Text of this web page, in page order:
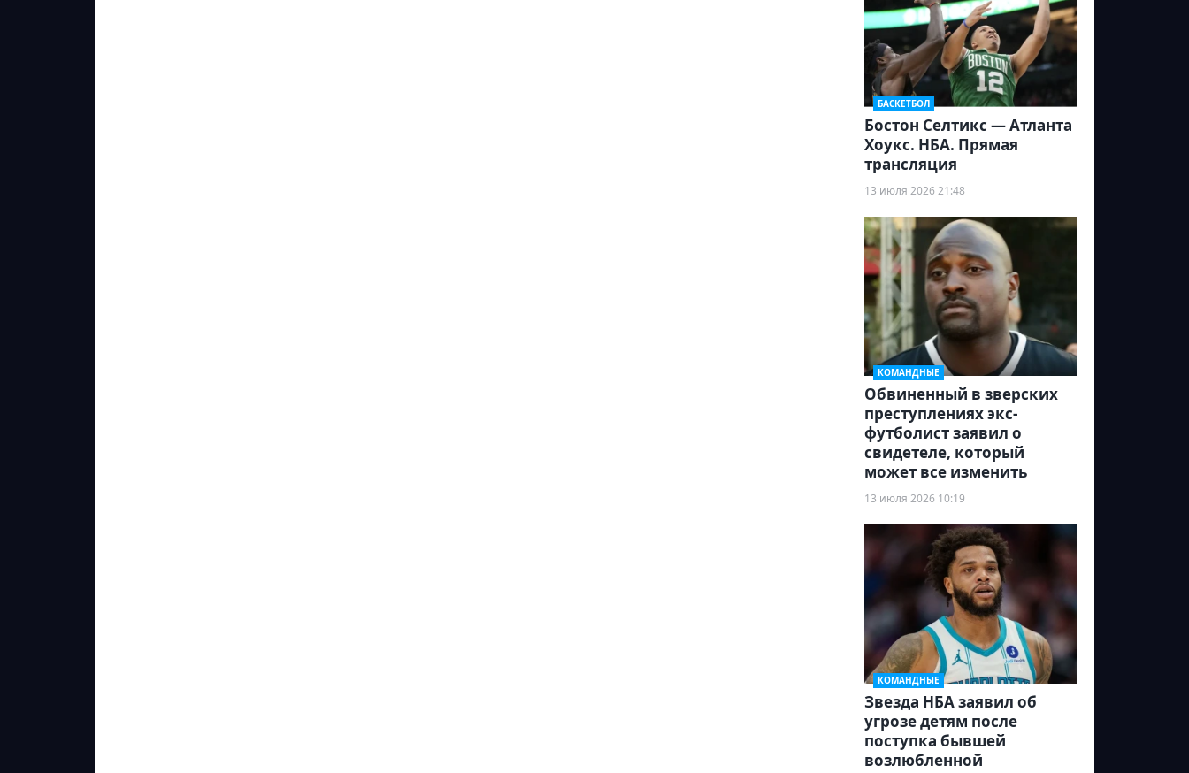
БАСКЕТБОЛ
Бостон Селтикс — Атланта
Хоукс. НБА. Прямая
трансляция
13 июля 2026 21:48
КОМАНДНЫЕ
Обвиненный в зверских
преступлениях экс-
футболист заявил о
свидетеле, который
может все изменить
13 июля 2026 10:19
КОМАНДНЫЕ
Звезда НБА заявил об
угрозе детям после
поступка бывшей
возлюбленной